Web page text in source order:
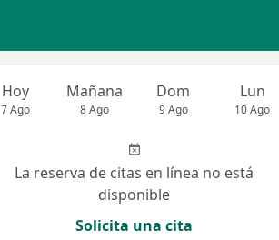
Hoy
7 Ago
Mañana
8 Ago
Dom
9 Ago
Lun
10 Ago
La reserva de citas en línea no está
disponible
Solicita una cita